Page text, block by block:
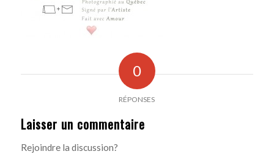
0
RÉPONSES
Laisser un commentaire
Rejoindre la discussion?